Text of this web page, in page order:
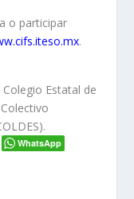
o participar
.
Colegio Estatal de
WhatsApp